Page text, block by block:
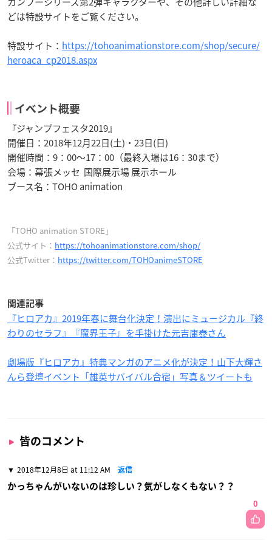
どは特設サイトをご覧ください。
特設サイト： https://tohoanimationstore.com/shop/secure/
heroaca_cp2018.aspx
イベント概要
『ジャンプフェスタ2019』
開催日：2018年12月22日(土)・23日(日)
開催時間：9：00～17：00（最終入場は16：30まで）
会場：幕張メッセ 国際展示場 展示ホール
ブース名：TOHO animation
「TOHO animation STORE」
公式サイト： https://tohoanimationstore.com/shop/
公式Twitter： https://twitter.com/TOHOanimeSTORE
関連記事
『ヒロアカ』2019年春に舞台化決定！演出にミュージカル『終
わりのセラフ』『魔界王子』を手掛けた元吉庸泰さん
劇場版『ヒロアカ』特典マンガのアニメ化が決定！山下大輝さ
んら登壇イベント「雄英サバイバル合宿」写真＆ツイートも
皆のコメント
2018年12月8日 at 11:12 AM 返信
かっちゃんがいないのは珍しい？気がしなくもない？？
0